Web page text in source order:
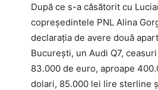
După ce s-a căsătorit cu
copreşedintele PNL Alina
declaraţia de avere două
Bucureşti, un Audi Q7,
83.000 de euro, aproape
dolari, 85.000 lei lire sterline